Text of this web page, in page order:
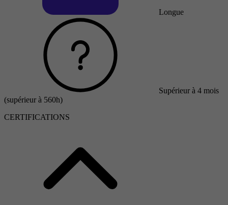
Longue
Supérieur à 4 mois
(supérieur à 560h)
CERTIFICATIONS